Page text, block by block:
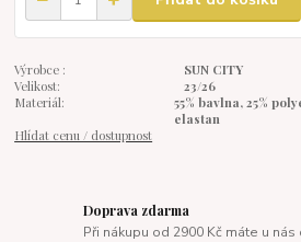
Výrobce :
SUN CITY
Velikost:
23/26
Materiál:
55% bavlna, 25%
elastan
Hlídat cenu / dostupnost
Doprava zdarma
Při nákupu od 2900 Kč máte u nás